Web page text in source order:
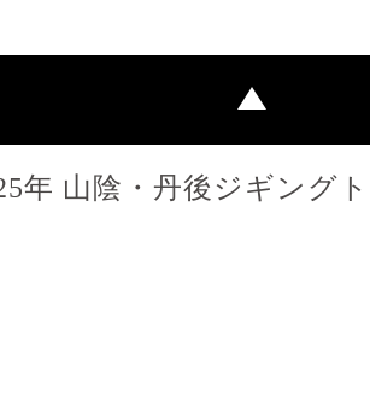
年 山陰・丹後ジギング